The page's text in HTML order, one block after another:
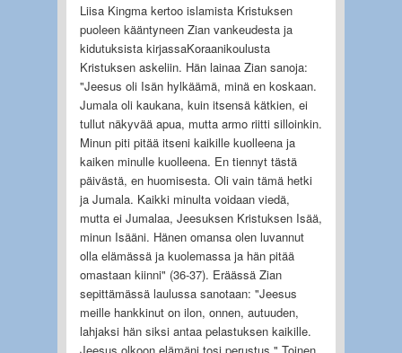
Liisa Kingma kertoo islamista Kristuksen
puoleen kääntyneen Zian vankeudesta ja
kidutuksista kirjassaKoraanikoulusta
Kristuksen askeliin. Hän lainaa Zian sanoja:
"Jeesus oli Isän hylkäämä, minä en koskaan.
Jumala oli kaukana, kuin itsensä kätkien, ei
tullut näkyvää apua, mutta armo riitti silloinkin.
Minun piti pitää itseni kaikille kuolleena ja
kaiken minulle kuolleena. En tiennyt tästä
päivästä, en huomisesta. Oli vain tämä hetki
ja Jumala. Kaikki minulta voidaan viedä,
mutta ei Jumalaa, Jeesuksen Kristuksen Isää,
minun Isääni. Hänen omansa olen luvannut
olla elämässä ja kuolemassa ja hän pitää
omastaan kiinni" (36-37). Eräässä Zian
sepittämässä laulussa sanotaan: "Jeesus
meille hankkinut on ilon, onnen, autuuden,
lahjaksi hän siksi antaa pelastuksen kaikille.